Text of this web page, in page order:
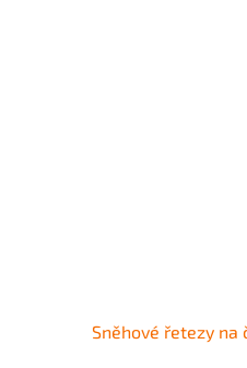
Sněhové řetezy na